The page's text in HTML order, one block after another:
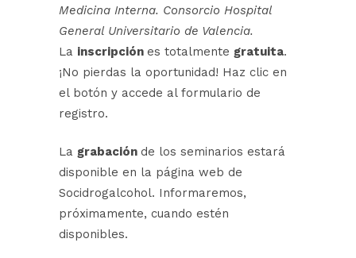
Medicina Interna. Consorcio Hospital
General Universitario de Valencia.​
La inscripción es totalmente gratuita.
¡No pierdas la oportunidad! Haz clic en
el botón y accede al formulario de
registro.
La grabación de los seminarios estará
disponible en la página web de
Socidrogalcohol. Informaremos,
próximamente, cuando estén
disponibles.